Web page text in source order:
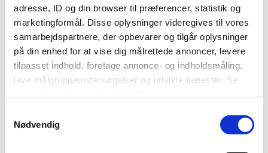
adresse, ID og din browser til præferencer, statistik og
marketingformål. Disse oplysninger videregives til vores
samarbejdspartnere, der opbevarer og tilgår oplysninger
på din enhed for at vise dig målrettede annoncer, levere
tilpasset indhold, foretage annonce- og indholdsmåling,
lave målgruppeundersøgelser og udvikle tjenester. Se
tilbage eller ændre indstillinger fra vores
"Cookiedeklaration", eller ved at trykke på "Privacy
Nødvendig
Når dialoggruppen er dannet, vælger
gruppen selv en lokalsamfundskonsulent.
Kommunen faciliterer samtaler med
relevante konsulenter og deltager som
observatør.
Repræsentativitet